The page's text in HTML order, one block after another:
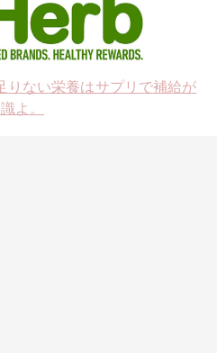
りない栄養はサプリで補給が
よ。